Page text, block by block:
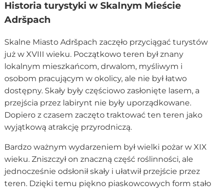
Historia turystyki w Skalnym Mieście
Adršpach
Skalne Miasto Adršpach zaczęło przyciągać turystów
już w XVIII wieku. Początkowo teren był znany
lokalnym mieszkańcom, drwalom, myśliwym i
osobom pracującym w okolicy, ale nie był łatwo
dostępny. Skały były częściowo zasłonięte lasem, a
przejścia przez labirynt nie były uporządkowane.
Dopiero z czasem zaczęto traktować ten teren jako
wyjątkową atrakcję przyrodniczą.
Bardzo ważnym wydarzeniem był wielki pożar w XIX
wieku. Zniszczył on znaczną część roślinności, ale
jednocześnie odsłonił skały i ułatwił przejście przez
teren. Dzięki temu piękno piaskowcowych form stało